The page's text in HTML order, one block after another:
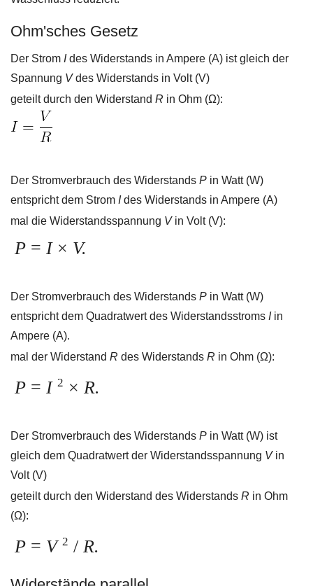
Ohm'sches Gesetz
Der Strom Ides Widerstands in Ampere (A) ist gleich der
Spannung Vdes Widerstands in Volt (V)
geteilt durch den Widerstand R in Ohm (Ω):
Der Stromverbrauch des Widerstands P in Watt (W)
entspricht dem Strom Ides Widerstands in Ampere (A)
mal die Widerstandsspannung Vin Volt (V):
P = I× V.
Der Stromverbrauch des Widerstands P in Watt (W)
entspricht dem Quadratwert des Widerstandsstroms Iin
Ampere (A).
mal der Widerstand R des Widerstands R in Ohm (Ω):
P = I 2 × R.
Der Stromverbrauch des Widerstands P in Watt (W) ist
gleich dem Quadratwert der Widerstandsspannung Vin
Volt (V)
geteilt durch den Widerstand des Widerstands R in Ohm
(Ω):
P = V 2 / R.